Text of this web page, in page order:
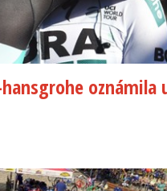
oznámila